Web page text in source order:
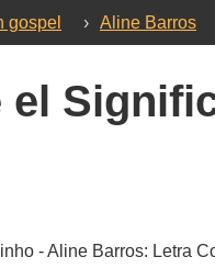
gospel › Aline Barros
el
- Aline Barros: Letra